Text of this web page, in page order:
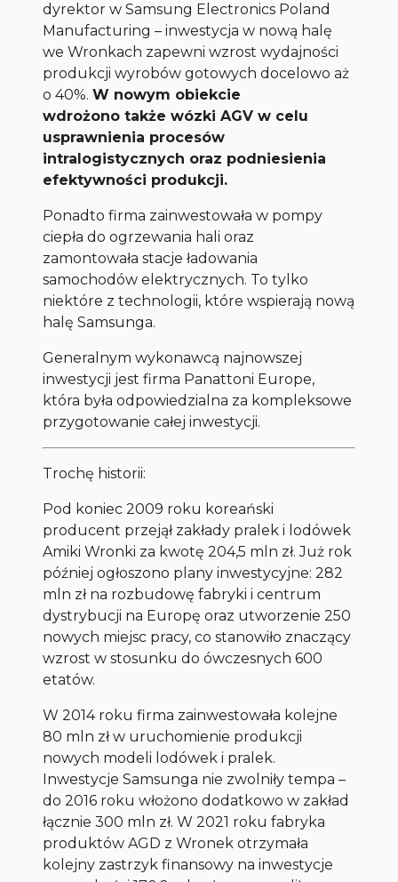
dyrektor w Samsung Electronics Poland
Manufacturing – inwestycja w nową halę
we Wronkach zapewni wzrost wydajności
produkcji wyrobów gotowych docelowo aż
o 40%.W nowym obiekcie
wdrożono także wózki AGV w celu
usprawnienia procesów
intralogistycznych oraz podniesienia
efektywności produkcji.
Ponadto firma zainwestowała w pompy
ciepła do ogrzewania hali oraz
zamontowała stacje ładowania
samochodów elektrycznych. To tylko
niektóre z technologii, które wspierają nową
halę Samsunga.
Generalnym wykonawcą najnowszej
inwestycji jest firma Panattoni Europe,
która była odpowiedzialna za kompleksowe
przygotowanie całej inwestycji.
Trochę historii:
Pod koniec 2009 roku koreański
producent przejął zakłady pralek i lodówek
Amiki Wronki za kwotę 204,5 mln zł. Już rok
później ogłoszono plany inwestycyjne: 282
mln zł na rozbudowę fabryki i centrum
dystrybucji na Europę oraz utworzenie 250
nowych miejsc pracy, co stanowiło znaczący
wzrost w stosunku do ówczesnych 600
etatów.
W 2014 roku firma zainwestowała kolejne
80 mln zł w uruchomienie produkcji
nowych modeli lodówek i pralek.
Inwestycje Samsunga nie zwolniły tempa –
do 2016 roku włożono dodatkowo w zakład
łącznie 300 mln zł. W 2021 roku fabryka
produktów AGD z Wronek otrzymała
kolejny zastrzyk finansowy na inwestycje